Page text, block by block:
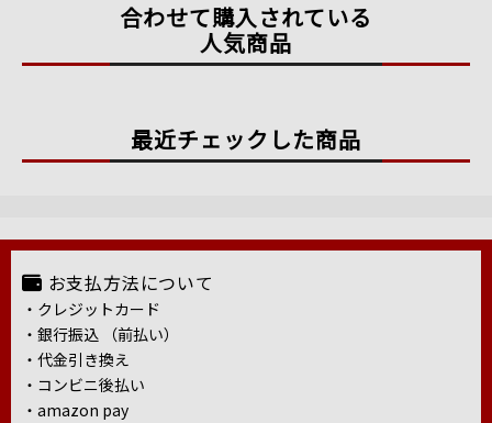
合わせて購入されている
人気商品
最近チェックした商品
お支払方法について
・クレジットカード
・銀行振込 （前払い）
・代金引き換え
・コンビニ後払い
・amazon pay